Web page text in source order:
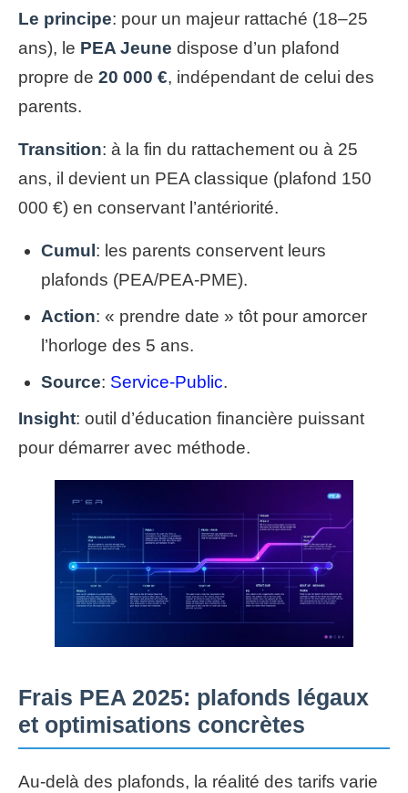
Le principe: pour un majeur rattaché (18–25
ans), le PEA Jeune dispose d’un plafond
propre de 20 000 €, indépendant de celui des
parents.
Transition: à la fin du rattachement ou à 25
ans, il devient un PEA classique (plafond 150
000 €) en conservant l’antériorité.
Cumul: les parents conservent leurs
plafonds (PEA/PEA-PME).
Action: « prendre date » tôt pour amorcer
l’horloge des 5 ans.
Source: Service-Public.
Insight: outil d’éducation financière puissant
pour démarrer avec méthode.
Frais PEA 2025: plafonds légaux
et optimisations concrètes
Au-delà des plafonds, la réalité des tarifs varie